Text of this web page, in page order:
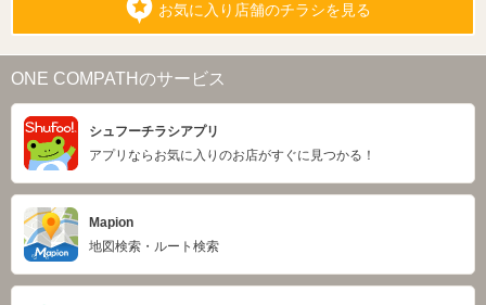
お気に入り店舗のチラシを見る
ONE COMPATHのサービス
シュフーチラシアプリ
アプリならお気に入りのお店がすぐに見つかる！
Mapion
地図検索・ルート検索